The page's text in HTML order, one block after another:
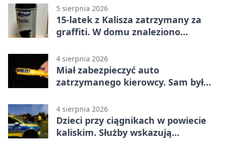
5 sierpnia 2026
15-latek z Kalisza zatrzymany za
graffiti. W domu znaleziono
4 sierpnia 2026
Miał zabezpieczyć auto
zatrzymanego kierowcy. Sam był
4 sierpnia 2026
Dzieci przy ciągnikach w powiecie
kaliskim. Służby wskazują